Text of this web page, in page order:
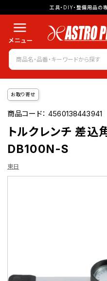
工具・DIY・整備用品の
お取り寄せ
商品コード：4560138443941
トルクレンチ 差
DB100N-S
東日